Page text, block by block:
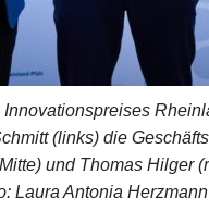
(links) die
und Thomas Hilger
Laura Antonia Herzmann